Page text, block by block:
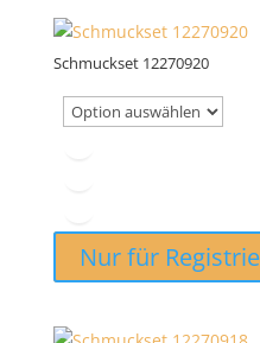
Schmuckset 12270920
Nur für